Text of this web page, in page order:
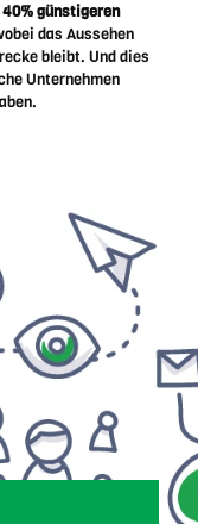
40% günstigeren
das Aussehen
bleibt. Und dies
Unternehmen